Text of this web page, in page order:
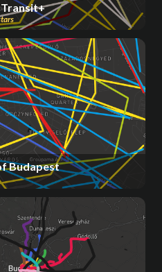
Transit+
Budapest